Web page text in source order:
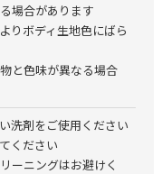
場合があります
りボディ生地色にばら
と色味が異なる場合
洗剤をご使用ください
ください
ーニングはお避けく